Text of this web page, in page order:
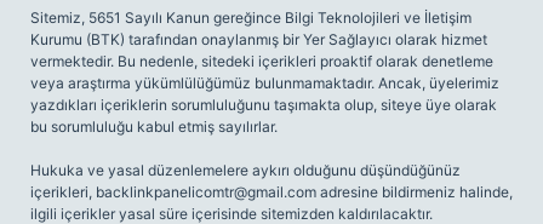
Sitemiz, 5651 Sayılı Kanun gereğince Bilgi Teknolojileri ve İletişim
Kurumu (BTK) tarafından onaylanmış bir Yer Sağlayıcı olarak hizmet
vermektedir. Bu nedenle, sitedeki içerikleri proaktif olarak denetleme
veya araştırma yükümlülüğümüz bulunmamaktadır. Ancak, üyelerimiz
yazdıkları içeriklerin sorumluluğunu taşımakta olup, siteye üye olarak
bu sorumluluğu kabul etmiş sayılırlar.
Hukuka ve yasal düzenlemelere aykırı olduğunu düşündüğünüz
içerikleri, backlinkpanelicomtr@gmail.com adresine bildirmeniz halinde,
ilgili içerikler yasal süre içerisinde sitemizden kaldırılacaktır.